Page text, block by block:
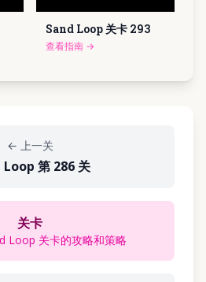
Sand Loop 关卡 293
查看指南 →
← 上一关
Loop 第 286 关
关卡
Loop 关卡的攻略和策略